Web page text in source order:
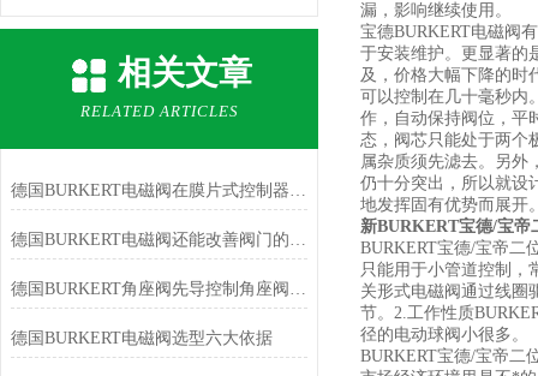
相关文章
RELATED ARTICLES
德国BURKERT电磁阀在膜片式控制器上下腔形成压力差后方能实现
德国BURKERT电磁阀还能改善阀门的操作性能
德国BURKERT角座阀先导控制角座阀使用说明
德国BURKERT电磁阀选型六大依据
漏，影响继续使用。
宝德BURKERT电磁阀
于安装维护。更显著的
及，价格大幅下降的时
可以控制在几十毫秒内
作，自动保持阀位，平
态，阀芯只能处于两个
属杂质须先滤去。另外
仍十分突出，所以就设
地发挥固有优势而展开
新BURKERT宝德/宝帝
BURKERT宝德/宝帝二
只能用于小管道控制，
关形式电磁阀通过线圈
节。2.工作性质
径的电动球阀小很多。
BURKERT宝德/宝帝二